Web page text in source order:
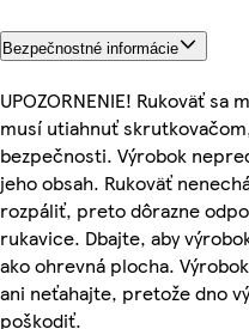
Bezpečnostné informácie
UPOZORNENIE! Rukoväť
musí utiahnuť
bezpečnosti. Výrobok
jeho obsah. Rukoväť
rozpáliť, preto dôrazne
rukavice. Dbajte, aby
ako ohrevná plocha.
ani neťahajte, pretože dno
poškodiť.